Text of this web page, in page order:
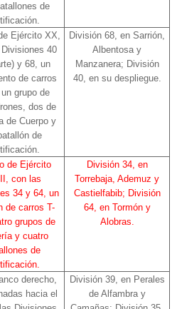
de
Ejército XX,
40
y 68, un
de carros
un grupo de
dos de
de Cuerpo y
de
División 68, en Sarrión,
Albentosa y
Manzanera; División
40, en su despliegue.
de Ejército
con las
34 y 64, un
de carros T-
grupos de
y cuatro
de
División 34, en
Torrebaja, Ademuz y
Castielfabib; División
64, en Tormón y
Alobras.
derecho,
hacia el
División 39, en Perales
de Alfambra y